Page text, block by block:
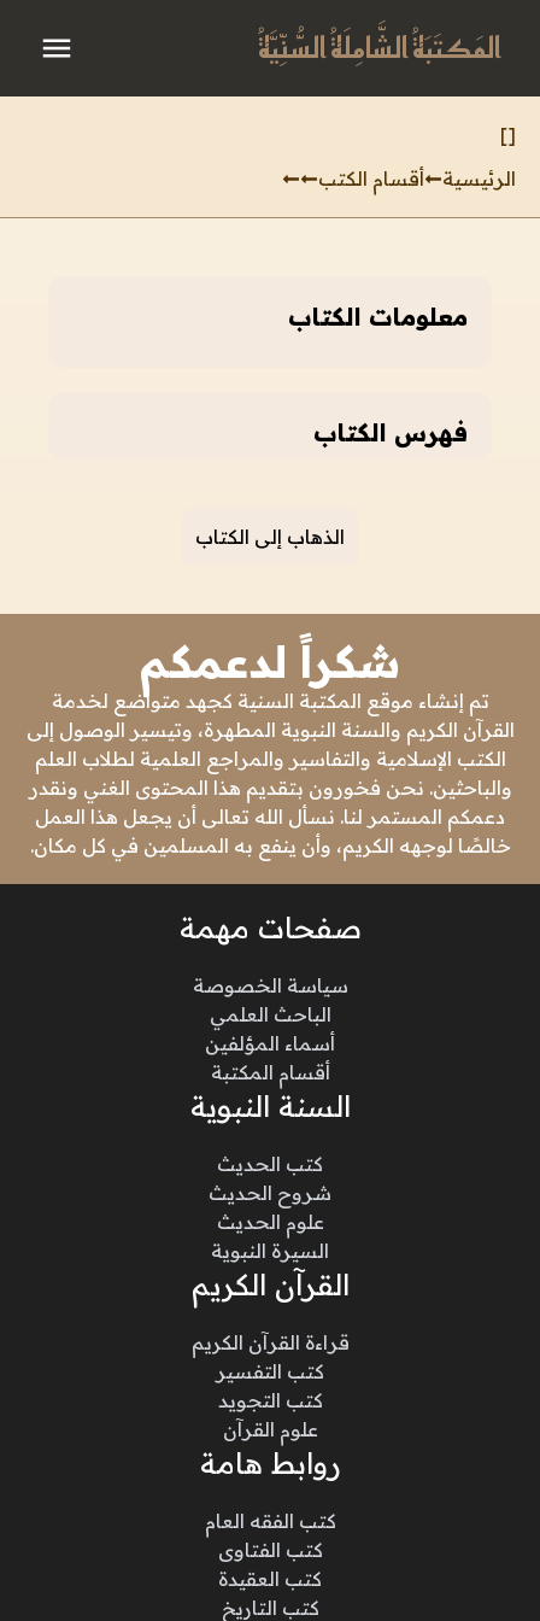
المَكتَبَةُ الشَّامِلَةُ السُّنِّيَّةُ
[
]
الرئيسية
أقسام الكتب
معلومات الكتاب
فهرس الكتاب
الذهاب إلى الكتاب
شكراً لدعمكم
تم إنشاء موقع المكتبة السنية كجهد متواضع لخدمة
القرآن الكريم والسنة النبوية المطهرة، وتيسير الوصول إلى
الكتب الإسلامية والتفاسير والمراجع العلمية لطلاب العلم
والباحثين. نحن فخورون بتقديم هذا المحتوى الغني ونقدر
دعمكم المستمر لنا. نسأل الله تعالى أن يجعل هذا العمل
خالصًا لوجهه الكريم، وأن ينفع به المسلمين في كل مكان.
صفحات مهمة
سياسة الخصوصة
الباحث العلمي
أسماء المؤلفين
أقسام المكتبة
السنة النبوية
كتب الحديث
شروح الحديث
علوم الحديث
السيرة النبوية
القرآن الكريم
قراءة القرآن الكريم
كتب التفسير
كتب التجويد
علوم القرآن
روابط هامة
كتب الفقه العام
كتب الفتاوى
كتب العقيدة
كتب التاريخ